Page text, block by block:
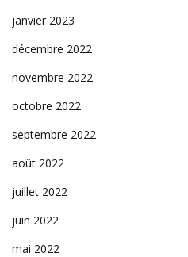
janvier 2023
décembre 2022
novembre 2022
octobre 2022
septembre 2022
août 2022
juillet 2022
juin 2022
mai 2022